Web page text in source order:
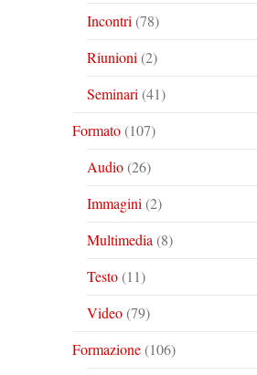
Incontri (78)
Riunioni (2)
Seminari (41)
Formato(107)
Audio(26)
Immagini (2)
Multimedia (8)
Testo(11)
Video(79)
Formazione(106)